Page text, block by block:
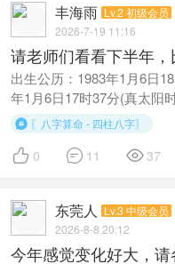
丰海雨 Lv.2 初级会员
2026-7-19 11:16
请老师们看看下半年
出生公历：1983年1月6日
年1月6日17时37分(真太阳
 〖八字算命 - 四柱八字〗
 0  11 37
东莞人 Lv.3 中级会员
2026-8-8 20:12
今年感觉变化好大，